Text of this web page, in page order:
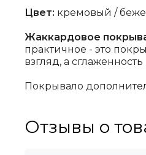
Цвет: кремовый /
Жаккардовое
практичное - это
взгляд, а
Покрывало
Отзывы о